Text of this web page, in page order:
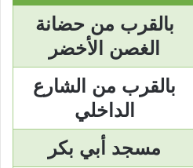
بالقرب من حضانة
الغصن الأخضر
بالقرب من الشارع
الداخلي
مسجد أبي بكر